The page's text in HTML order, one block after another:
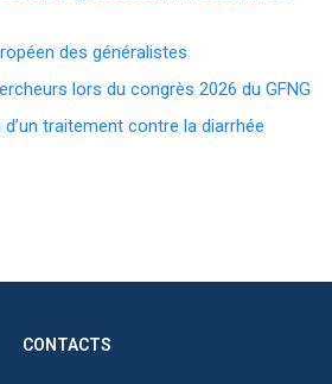
des généralistes
lors du congrès 2026 du GFNG
traitement contre la diarrhée
CONTACTS